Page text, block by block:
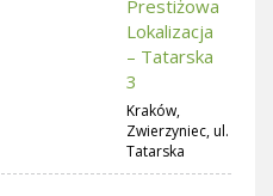
Prestiżowa
Lokalizacja
– Tatarska
3
Kraków,
Zwierzyniec, ul.
Tatarska